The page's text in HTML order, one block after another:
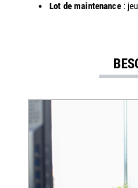
Lot de maintenance: